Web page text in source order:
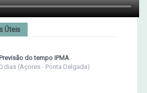
Úteis
do tempo IPMA
dias (Açores - Ponta Delgada)